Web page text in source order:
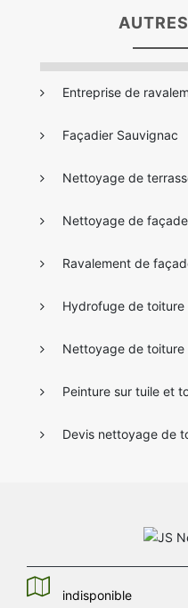
Entreprise de
Façadier Sauvignac
Nettoyage de
Nettoyage de
Ravalement de
Hydrofuge de toiture
Nettoyage de toiture
Peinture sur tuile et
Devis nettoyage de
indisponible